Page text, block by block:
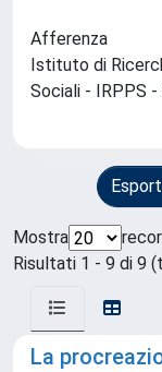
Afferenza
Istituto di
Sociali - IRPPS -
Mostra
Risultati 1 - 9 di 9
La